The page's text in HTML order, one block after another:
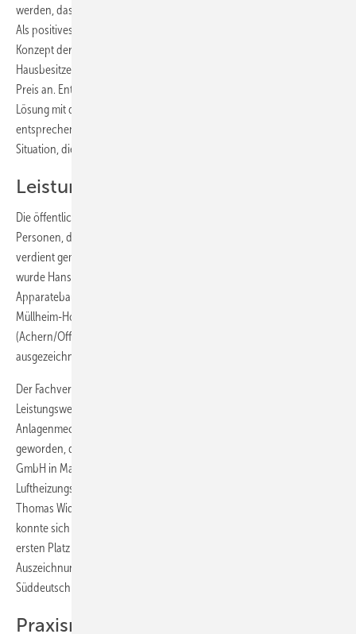
werden, dass auch Handwerksbetriebe Contracting anbieten können.
Als positives Beispiel nannte er Verbandspräsident das Contracting-
Konzept der EnBW mit „Heizung Rundum“. Der SHK-Betrieb bietet dem
Hausbesitzer eine Heizungssanierung mit seinen Produkten zu seinem
Preis an. Entscheidet sich der Hausbesitzer für die Contracting-
Lösung mit der EnBW, dann kann ihm der SHK-Betrieb gleich die
entsprechenden Konditionen mitteilen. Also eine klassische Win-win-
Situation, die Schule machen sollte, freute sich Stather.
Leistungen gewürdigt
Die öffentliche Mitgliederversammlung war willkommener Anlass,
Personen, die sich mit ihrem Einsatz in der Berufsorganisation
verdient gemacht haben, zu ehren. Mit der silbernen Ehrennadel
wurde Hans-Georg Ehekircher (Göppingen), Peter Groß (Behälter-,
Apparatebauer- und Kupferschmiede-­Innung), Edgar Kern (Freiburg-
Müllheim-Hochschwarzwald), Peter Krämer
(Achern/Offenburg/Wolfach) und Martin Siegel (Karlsruhe-Bruchsal)
ausgezeichnet.
Der Fachverband ehrte zudem die Landessieger des praktischen
Leistungswettbewerbes der Handwerksjugend. Landessieger der SHK-
Anlagenmechaniker ist Maximilian Behr aus Edingen-Neckarhausen
geworden, der seine Ausbildung bei der Kretz Sanitär und Heizung
GmbH in Mannheim absolviert hat. Bei den Ofen- und
Luftheizungsbauern siegte Florian Bögner aus Ostrach, der bei der
Thomas Widmer GmbH in Ostrach ausgebildet worden ist. Bögner
konnte sich doppelt freuen, hatte er doch auch auf Bundesebene den
ersten Platz erzielt. Die beiden Spitzenlehrlinge durften eine weitere
Auszeichnung – den „Förderpreis der Gasversorgung
Süddeutschland GmbH“ – entgegennehmen.
Praxisnahes Fachprogramm